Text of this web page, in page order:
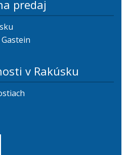
predaj
v Rakúsku